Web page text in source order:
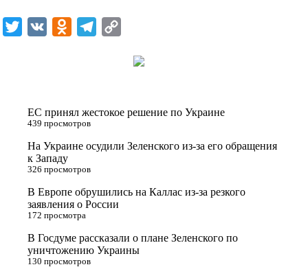
l
a
n
i
k
i
a
n
ЕС принял жестокое решение по Украине
439 просмотров
На Украине осудили Зеленского из-за его обращения
к Западу
326 просмотров
В Европе обрушились на Каллас из-за резкого
заявления о России
172 просмотра
В Госдуме рассказали о плане Зеленского по
уничтожению Украины
130 просмотров